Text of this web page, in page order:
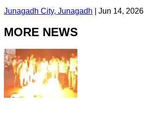
Junagadh City, Junagadh Jun 14, 2026
MORE NEWS